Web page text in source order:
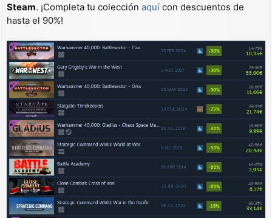
Steam. ¡Completa tu colección aquí con descuentos de
hasta el 90%!